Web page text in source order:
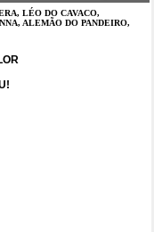
LÉO DO CAVACO,
ALEMÃO DO PANDEIRO,